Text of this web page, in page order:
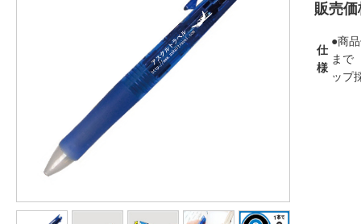
販売価
仕
様
●商
まで
ップ